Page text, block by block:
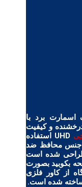
اسمارت برد با
و کیفیت
UHD استفاده
جنس محافظ ضد
6 میلی متری طراحی شده است
بکوبید بصورت
از کاور فلزی
شده است.